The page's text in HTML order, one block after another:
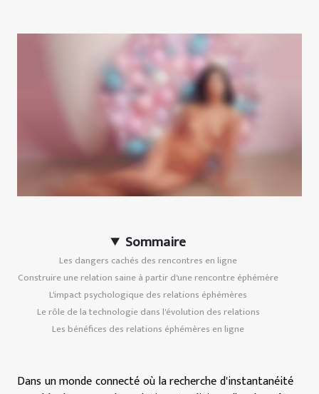
Sommaire
Les dangers cachés des rencontres en ligne
Construire une relation saine à partir d'une rencontre éphémère
L'impact psychologique des relations éphémères
Le rôle de la technologie dans l'évolution des relations
Les bénéfices des relations éphémères en ligne
Dans un monde connecté où la recherche d'instantanéité